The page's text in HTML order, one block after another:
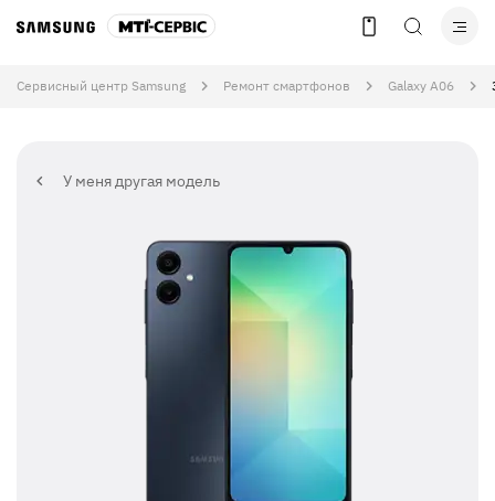
Сервисный центр Samsung Ремонт смартфонов Galaxy A06
У меня другая модель